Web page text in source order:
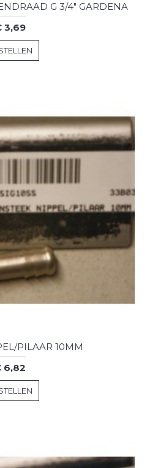
G 3/4" GARDENA
3,69
PILAAR 10MM
6,82